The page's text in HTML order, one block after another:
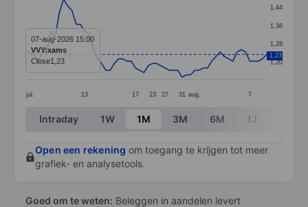
Line chart with 58 data points.
The chart has 1 X axis displaying categories.
The chart has 1 Y axis displaying values. Data ranges
jul. 13 17 23 27 31 aug. 7
1,20
1,28
1,36
1,44
1,23
07-aug-2026 15:00
VVY:xams
Close1,23
End of interactive chart.
Intraday 1W 1M 3M 6M 1J
Open een rekening om toegang te krijgen tot meer
grafiek- en analysetools.
Goed om te weten: Beleggen in aandelen levert